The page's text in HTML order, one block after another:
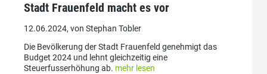
Stadt Frauenfeld macht es vor
12.06.2024, von Stephan Tobler
Die Bevölkerung der Stadt Frauenfeld genehmigt das
Budget 2024 und lehnt gleichzeitig eine
Steuerfusserhöhung ab. mehr lesen